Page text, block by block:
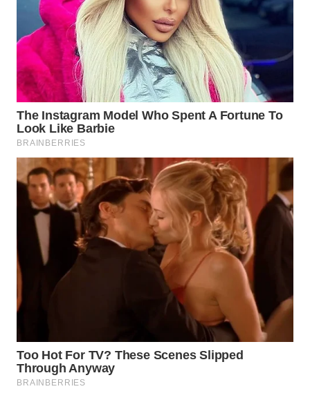
PADANG
LAWAS
WN
SUMEDANG
WN
CIANJUR
WN
KEPULAUAN
SERIBU
TANGERANG
CIREBON
WN